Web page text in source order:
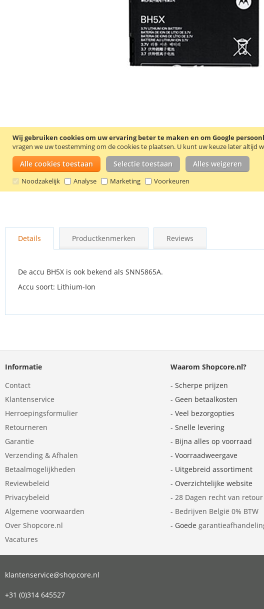
Wij gebruiken cookies om uw ervaring beter te maken en om Google
vragen we uw toestemming om de cookies te plaatsen. U kunt uw keuze later altijd
Alle cookies toestaan Selectie toestaan Alles weigeren
Noodzakelijk Analyse Marketing Voorkeuren
naar
gallerij
Details Productkenmerken Reviews
De accu BH5X is ook bekend als SNN5865A.
Accu soort: Lithium-Ion
Informatie
Contact
Klantenservice
Herroepingsformulier
Retourneren
Garantie
Verzending & Afhalen
Betaalmogelijkheden
Reviewbeleid
Privacybeleid
Algemene voorwaarden
Over Shopcore.nl
Vacatures
Waarom Shopcore.nl?
- Scherpe prijzen
- Geen betaalkosten
- Veel bezorgopties
- Snelle levering
- Bijna alles op voorraad
- Voorraadweergave
- Uitgebreid assortiment
- Overzichtelijke website
- 28 Dagen recht van retour
- Bedrijven België 0% BTW
- Goede
klantenservice@shopcore.nl
+31 (0)314 645527